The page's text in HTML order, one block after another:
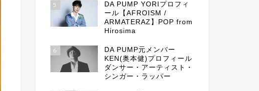
5
DA PUMP YORIプロフィ
ール【AFROISM /
ARMATERAZ】POP from
Hirosima
6
DA PUMP元メンバー
KEN(奥本健)プロフィール
ダンサー・アーティスト・
シンガー・ラッパー